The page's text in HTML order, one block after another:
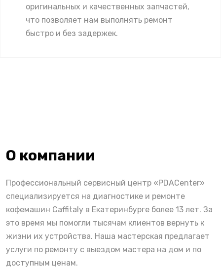
оригинальных и качественных запчастей,
что позволяет нам выполнять ремонт
быстро и без задержек.
О компании
Профессиональный сервисный центр «PDACenter»
специализируется на диагностике и ремонте
кофемашин Caffitaly в Екатеринбурге более 13 лет. За
это время мы помогли тысячам клиентов вернуть к
жизни их устройства. Наша мастерская предлагает
услуги по ремонту с выездом мастера на дом и по
доступным ценам.